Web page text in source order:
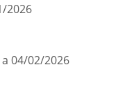
2026
04/02/2026